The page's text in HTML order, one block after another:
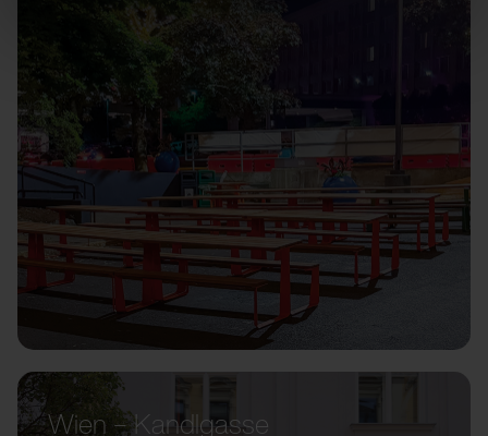
Wien – Kandlgasse